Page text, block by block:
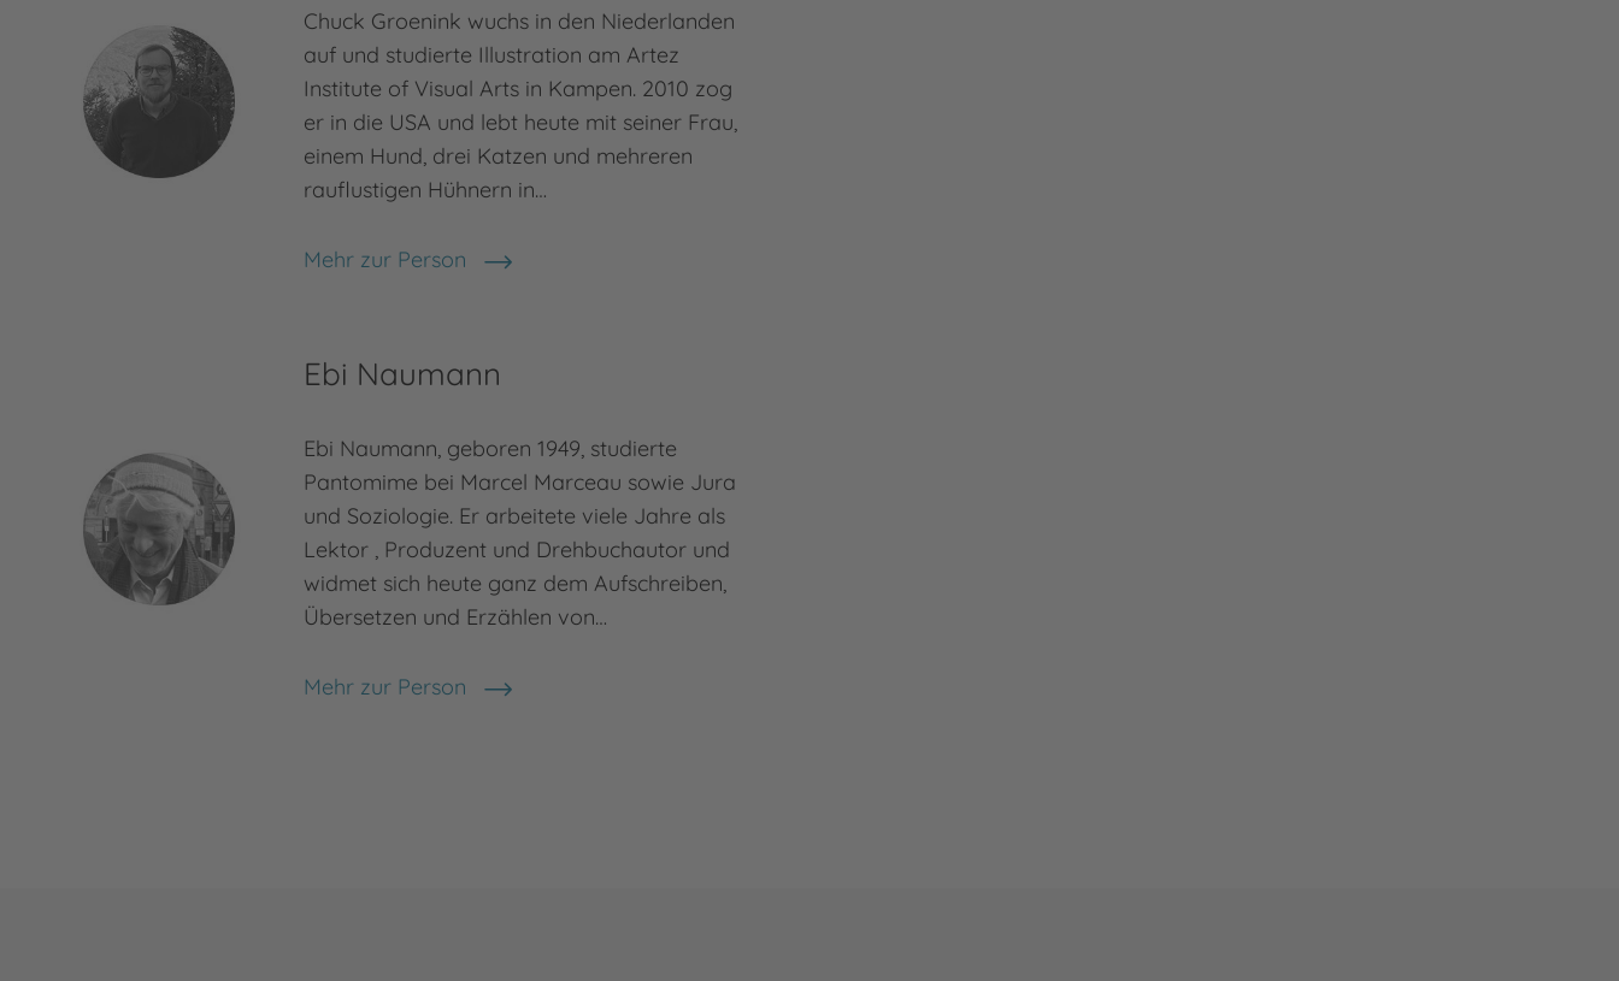
Chuck Groenink wuchs in den Niederlanden
auf und studierte Illustration am Artez
Institute of Visual Arts in Kampen. 2010 zog
er in die USA und lebt heute mit seiner Frau,
einem Hund, drei Katzen und mehreren
rauflustigen Hühnern in…
Mehr zur Person
Chuck Groenink
Ebi Naumann
Ebi Naumann, geboren 1949, studierte
Pantomime bei Marcel Marceau sowie Jura
und Soziologie. Er arbeitete viele Jahre als
Lektor , Produzent und Drehbuchautor und
widmet sich heute ganz dem Aufschreiben,
Übersetzen und Erzählen von…
Mehr zur Person
Ebi Naumann